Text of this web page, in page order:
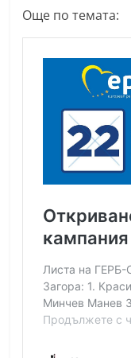
Още по темата: